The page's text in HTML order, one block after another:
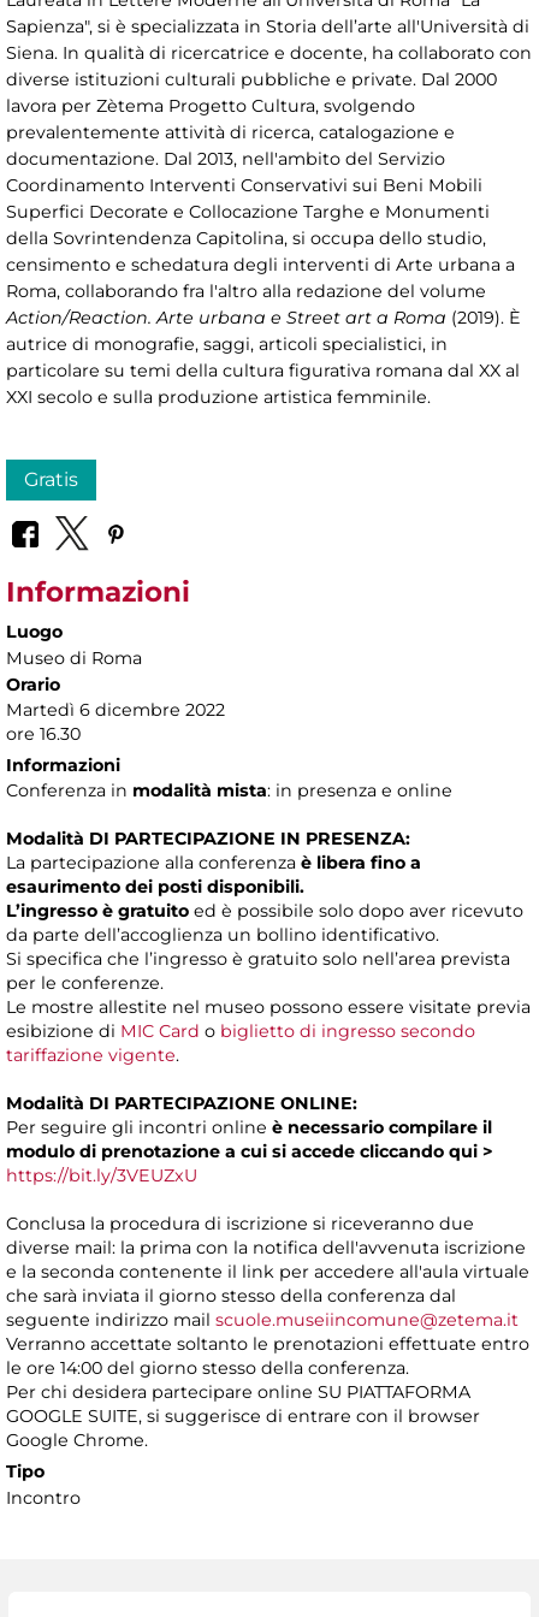
Sapienza", si è specializzata in Storia dell’arte all'Università di
Siena. In qualità di ricercatrice e docente, ha collaborato con
diverse istituzioni culturali pubbliche e private. Dal 2000
lavora per Zètema Progetto Cultura, svolgendo
prevalentemente attività di ricerca, catalogazione e
documentazione. Dal 2013, nell'ambito del Servizio
Coordinamento Interventi Conservativi sui Beni Mobili
Superfici Decorate e Collocazione Targhe e Monumenti
della Sovrintendenza Capitolina, si occupa dello studio,
censimento e schedatura degli interventi di Arte urbana a
Roma, collaborando fra l'altro alla redazione del volume
Action/Reaction. Arte urbana e Street art a Roma (2019). È
autrice di monografie, saggi, articoli specialistici, in
particolare su temi della cultura figurativa romana dal XX al
XXI secolo e sulla produzione artistica femminile.
Gratis
Informazioni
Luogo
Museo di Roma
Orario
Martedì 6 dicembre 2022
ore 16.30
Informazioni
Conferenza in modalità mista: in presenza e online
Modalità DI PARTECIPAZIONE IN PRESENZA:
La partecipazione alla conferenza è libera fino a
esaurimento dei posti disponibili.
L’ingresso è gratuito ed è possibile solo dopo aver ricevuto
da parte dell’accoglienza un bollino identificativo.
Si specifica che l’ingresso è gratuito solo nell’area prevista
per le conferenze.
Le mostre allestite nel museo possono essere visitate previa
esibizione di MIC Card o biglietto di ingresso secondo
tariffazione vigente.
Modalità DI PARTECIPAZIONE ONLINE:
Per seguire gli incontri online è necessario compilare il
modulo di prenotazione a cui si accede cliccando qui >
https://bit.ly/3VEUZxU
Conclusa la procedura di iscrizione si riceveranno due
diverse mail: la prima con la notifica dell'avvenuta iscrizione
e la seconda contenente il link per accedere all'aula virtuale
che sarà inviata il giorno stesso della conferenza dal
seguente indirizzo mail scuole.museiincomune@zetema.it
Verranno accettate soltanto le prenotazioni effettuate entro
le ore 14:00 del giorno stesso della conferenza.
Per chi desidera partecipare online SU PIATTAFORMA
GOOGLE SUITE, si suggerisce di entrare con il browser
Google Chrome.
Tipo
Incontro